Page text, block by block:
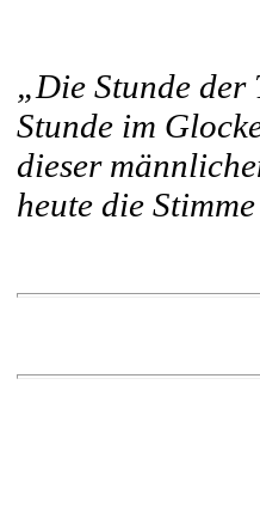
„Die Stunde der
Stunde im
dieser
heute die